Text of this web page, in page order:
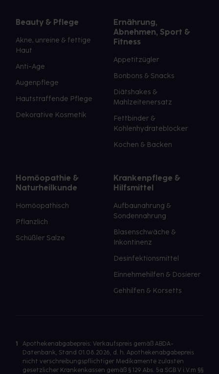
Beauty & Pflege
Akne, unreine & fettige
Haut
Anti-Age
Augenpflege
Hautstraffende Pflege
Dekorative Kosmetik
Ernährung,
Abnehmen, Sport &
Fitness
Appetitzügler
Bonbons & Snacks
Diätshakes &
Mahlzeitenersatz
Fettbinder &
Kohlenhydrateblocker
Kochen & Backen
Homöopathie &
Naturheilkunde
Homöopathisch
Pflanzlich
Schüßler Salze
Krankenpflege &
Hilfsmittel
Aufbaunahrung &
Sondennahrung
Blasenschwäche &
Inkontinenz
Desinfektionsmittel
Einnehmehilfen & Dosierer
Gehhilfen & Korsetts
1
Apothekenabgabepreis: Verkaufspreis gemäß ABDA-
Datenbank, Stand 01.08.2026, d. h. Apothekenabgabepreis
nicht verschreibungspflichtiger Medikamente zulasten
gesetzlicher Krankenkassen gemäß § 129 Abs. 5a SGB V i.V.m §§